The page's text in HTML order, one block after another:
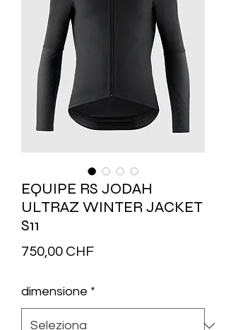
EQUIPE RS JODAH
ULTRAZ WINTER JACKET
S11
750,00 CHFPrezzo
dimensione *